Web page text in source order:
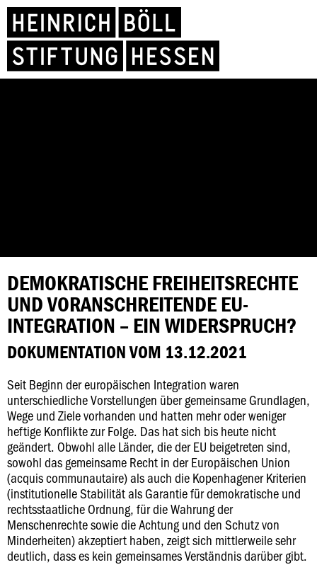
DEMOKRATISCHE FREIHEITSRECHTE
UND VORANSCHREITENDE EU-
INTEGRATION – EIN WIDERSPRUCH?
DOKUMENTATION VOM 13.12.2021
Seit Beginn der europäischen Integration waren
unterschiedliche Vorstellungen über gemeinsame Grundlagen,
Wege und Ziele vorhanden und hatten mehr oder weniger
heftige Konflikte zur Folge. Das hat sich bis heute nicht
geändert. Obwohl alle Länder, die der EU beigetreten sind,
sowohl das gemeinsame Recht in der Europäischen Union
(acquis communautaire) als auch die Kopenhagener Kriterien
(institutionelle Stabilität als Garantie für demokratische und
rechtsstaatliche Ordnung, für die Wahrung der
Menschenrechte sowie die Achtung und den Schutz von
Minderheiten) akzeptiert haben, zeigt sich mittlerweile sehr
deutlich, dass es kein gemeinsames Verständnis darüber gibt.